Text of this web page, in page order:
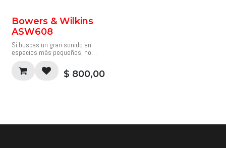
Precio USD$ 1.950,89 (Sin IVA).
Bowers & Wilkins
ASW608
Si buscas un gran sonido en
espacios más pequeños, no
subwoofer más compacto de la
serie ASW.
$ 800,00